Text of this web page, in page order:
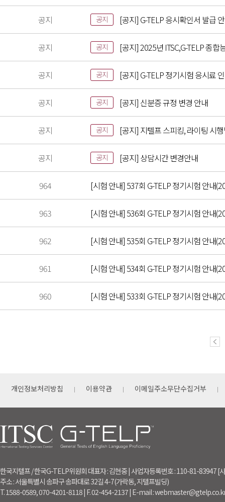
공지 공지 [공지] G-TELP 응시확인서 발급
공지 공지 [공지] 2025년 ITSC,G-TELP 종합
공지 공지 [공지] G-TELP 정기시험 응시료
공지 공지 [공지] 신분증 규정 변경 안내
공지 공지 [공지] 지텔프 스피킹, 라이팅 시
공지 공지 [공지] 상담시간 변경안내
964 [시험 안내] 537회 G-TELP 정기시험 안내
963 [시험 안내] 536회 G-TELP 정기시험 안내
962 [시험 안내] 535회 G-TELP 정기시험 안내
961 [시험 안내] 534회 G-TELP 정기시험 안내
960 [시험 안내] 533회 G-TELP 정기시험 안내
개인정보처리방침 이용약관 이메일주소무단수집거부
한국지텔프 / 한국G-TELP위원회 대표자 : 김현중 | 사업자등록번호 : 110-81-83947
주소 : 서울특별시 송파구 송파대로 32길 4-7(가락동, 지텔프빌딩)
T. 1588-0589, 070-4201-8118 | F. 02-454-2137 | E-mail :